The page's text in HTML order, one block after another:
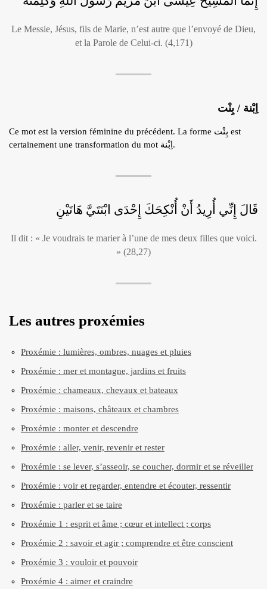
Le Messie, Jésus, fils de Marie, n’est autre que l’envoyé de Dieu,
et la Parole de Celui-ci. (4,171)
اِبْنة / بِنْت
Ce mot est la version féminine du précédent. La forme بِنْت est
certainement une transformation du mot اِبْنة.
قَالَ إِنِّي أُرِيدُ أَنْ أُنْكِحَكَ إِحْدَى ابْنَتَيَّ هَاتَيْنِ
Il dit : « Je voudrais te marier à l’une de mes deux filles que voici.
» (28,27)
Les autres proxémies
Proxémie : lumières, ombres, nuages et pluies
Proxémie : mer et montagne, jardins et fruits
Proxémie : chameaux, chevaux et bateaux
Proxémie : maisons, châteaux et chambres
Proxémie : monter et descendre
Proxémie : aller, venir, revenir et rester
Proxémie : se lever, s’asseoir, se coucher, dormir et se réveiller
Proxémie : voir et regarder, entendre et écouter, ressentir
Proxémie : parler et se taire
Proxémie 1 : esprit et âme ; cœur et intellect ; corps
Proxémie 2 : savoir et agir ; comprendre et être conscient
Proxémie 3 : vouloir et pouvoir
Proxémie 4 : aimer et craindre